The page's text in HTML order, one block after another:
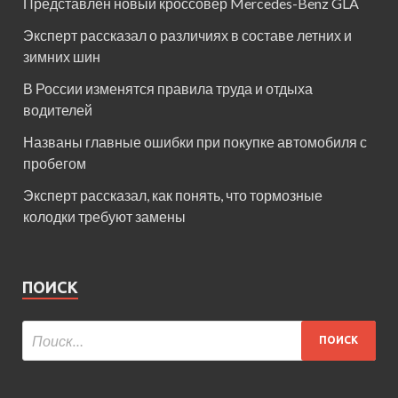
Эксперт рассказал о различиях в составе летних и
зимних шин
В России изменятся правила труда и отдыха
водителей
Названы главные ошибки при покупке автомобиля с
пробегом
Эксперт рассказал, как понять, что тормозные
колодки требуют замены
ПОИСК